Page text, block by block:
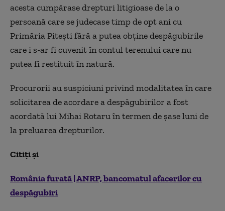
acesta cumpărase drepturi litigioase de la o
persoană care se judecase timp de opt ani cu
Primăria Piteşti fără a putea obţine despăgubirile
care i s-ar fi cuvenit în contul terenului care nu
putea fi restituit în natură.
Procurorii au suspiciuni privind modalitatea în care
solicitarea de acordare a despăgubirilor a fost
acordată lui Mihai Rotaru în termen de şase luni de
la preluarea drepturilor.
Citiţi şi
România furată | ANRP, bancomatul afacerilor cu
despăgubiri